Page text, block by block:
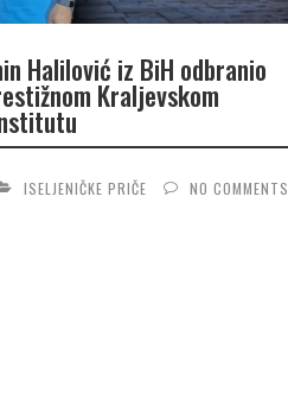
Halilović iz BiH odbranio
Kraljevskom
ISELJENIČKE PRIČE NO COMMENTS